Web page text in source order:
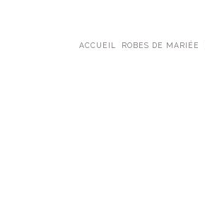
ACCUEIL ROBES DE MARIÉE